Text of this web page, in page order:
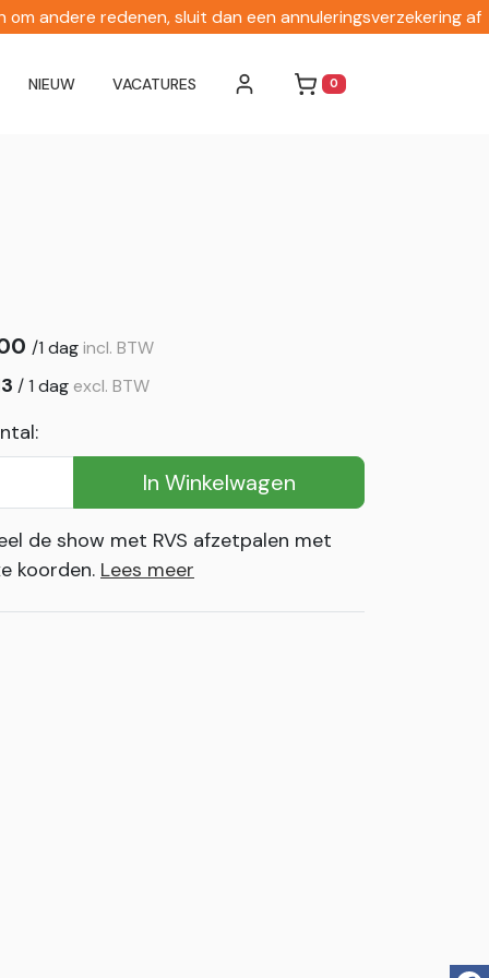
andere redenen, sluit dan een annuleringsverzekering af
NIEUW VACATURES WINKELWAGEN
0
/1 dagincl. BTW
/1 dag excl. BTW
In Winkelwagen
de show met RVS afzetpalen met
koorden. Lees meer